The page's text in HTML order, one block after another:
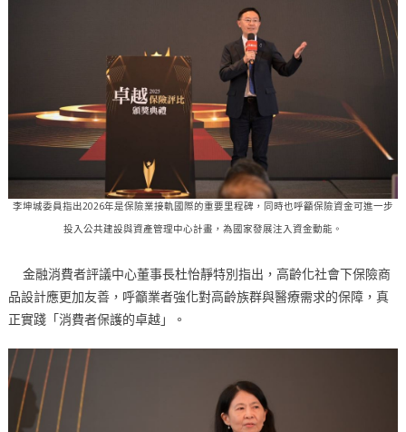
李坤城委員指出2026年是保險業接軌國際的重要里程碑，同時也呼籲保險資金可進一步
投入公共建設與資產管理中心計畫，為國家發展注入資金動能。
金融消費者評議中心董事長杜怡靜特別指出，高齡化社會下保險商
品設計應更加友善，呼籲業者強化對高齡族群與醫療需求的保障，真
正實踐「消費者保護的卓越」。